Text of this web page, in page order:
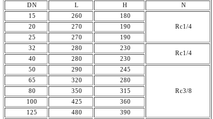
DN L H
N
15
260
180
Rc1/4
20 270
190
25
270
190
32
280 230
Rc1/4
40 280
230
50
290 245
Rc3/8
65 320
280
80
350
315
100
425
360
125
480
390